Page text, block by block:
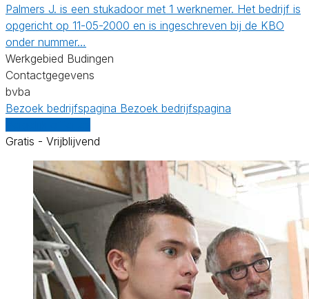
Palmers J. is een stukadoor met 1 werknemer. Het bedrijf is
opgericht op 11-05-2000 en is ingeschreven bij de KBO
onder nummer…
Werkgebied Budingen
Contactgegevens
bvba
Bezoek bedrijfspagina Bezoek bedrijfspagina
Gratis - Vrijblijvend